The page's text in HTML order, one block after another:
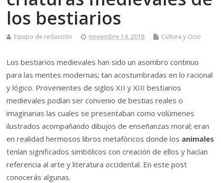
los bestiarios
Equipo de redacción noviembre 14, 2018 Cultura y Ocio
Los bestiarios medievales han sido un asombro continuo
para las mentes modernas; tan acostumbradas en lo racional
y lógico. Provenientes de siglos XII y XIII bestiarios
medievales podían ser convenio de bestias reales o
imaginarias las cuales se presentaban como volúmenes
ilustrados acompañando dibujos de enseñanzas moral; eran
en realidad hermosos libros metafóricos donde los animales
tenían significados simbólicos con creación de ellos y hacían
referencia al arte y literatura occidental. En este post
conocerás algunas.